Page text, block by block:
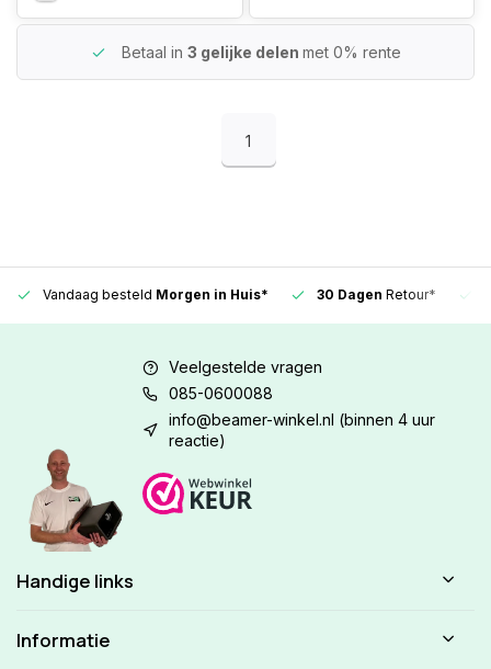
Betaal in 3 gelijke delen met 0% rente
1
Vandaag besteld Morgen in Huis* 30 Dagen Retour*
Veelgestelde vragen
085-0600088
info@beamer-winkel.nl (binnen 4 uur
reactie)
Handige links
Informatie